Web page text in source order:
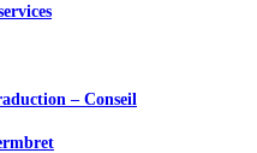
– Conseil